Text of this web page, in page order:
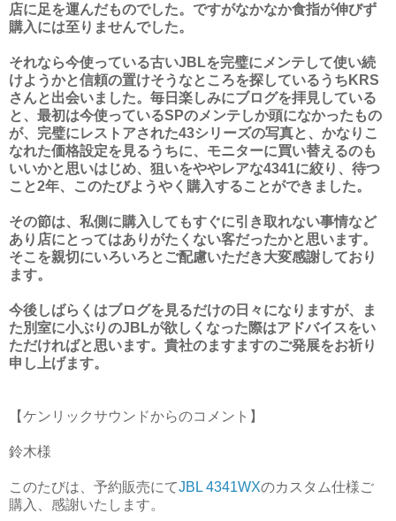
店に足を運んだものでした。ですがなかなか食指が伸びず
購入には至りませんでした。
それなら今使っている古いJBLを完璧にメンテして使い続
けようかと信頼の置けそうなところを探しているうちKRS
さんと出会いました。毎日楽しみにブログを拝見している
と、最初は今使っているSPのメンテしか頭になかったもの
が、完璧にレストアされた43シリーズの写真と、かなりこ
なれた価格設定を見るうちに、モニターに買い替えるのも
いいかと思いはじめ、狙いをややレアな4341に絞り、待つ
こと2年、このたびようやく購入することができました。
その節は、私側に購入してもすぐに引き取れない事情など
あり店にとってはありがたくない客だったかと思います。
そこを親切にいろいろとご配慮いただき大変感謝しており
ます。
今後しばらくはブログを見るだけの日々になりますが、ま
た別室に小ぶりのJBLが欲しくなった際はアドバイスをい
ただければと思います。貴社のますますのご発展をお祈り
申し上げます。
【ケンリックサウンドからのコメント】
鈴木様
このたびは、予約販売にてJBL 4341WXのカスタム仕様ご
購入、感謝いたします。